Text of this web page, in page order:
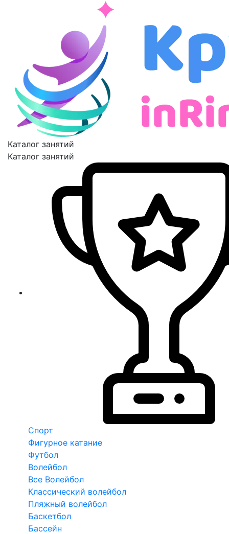
Каталог занятий
Каталог занятий
Спорт
Фигурное катание
Футбол
Волейбол
Все Волейбол
Классический волейбол
Пляжный волейбол
Баскетбол
Бассейн